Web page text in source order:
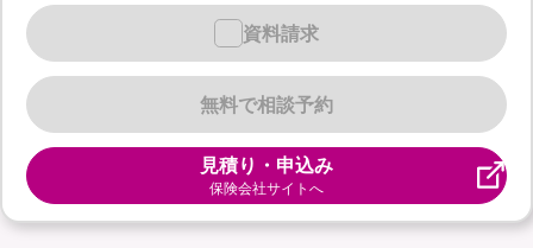
無料で相談予約
資料請求
見積り・申込み
保険会社サイトへ